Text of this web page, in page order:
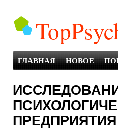
ГЛАВНАЯ НОВОЕ